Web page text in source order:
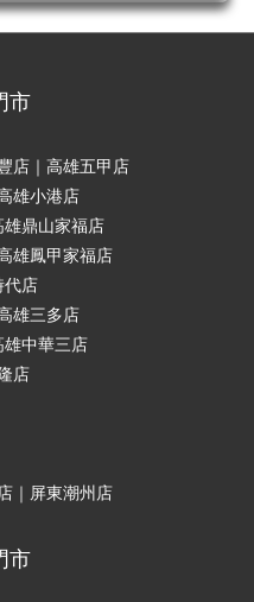
市
店｜高雄五甲店
雄小港店
鼎山家福店
雄鳳甲家福店
代店
雄三多店
中華三店
店
｜屏東潮州店
市